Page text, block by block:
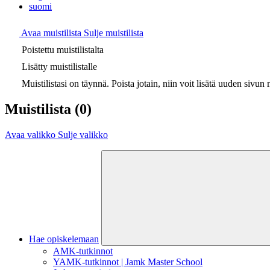
suomi
Avaa muistilista Sulje muistilista
Poistettu muistilistalta
Lisätty muistilistalle
Muistilistasi on täynnä. Poista jotain, niin voit lisätä uuden sivun
Muistilista (0)
Avaa valikko Sulje valikko
Hae opiskelemaan
AMK-tutkinnot
YAMK-tutkinnot | Jamk Master School